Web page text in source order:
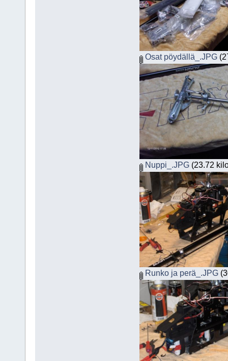
Osat pöydällä_.JPG
Nuppi_.JPG(23.72
Runko ja perä_.JPG